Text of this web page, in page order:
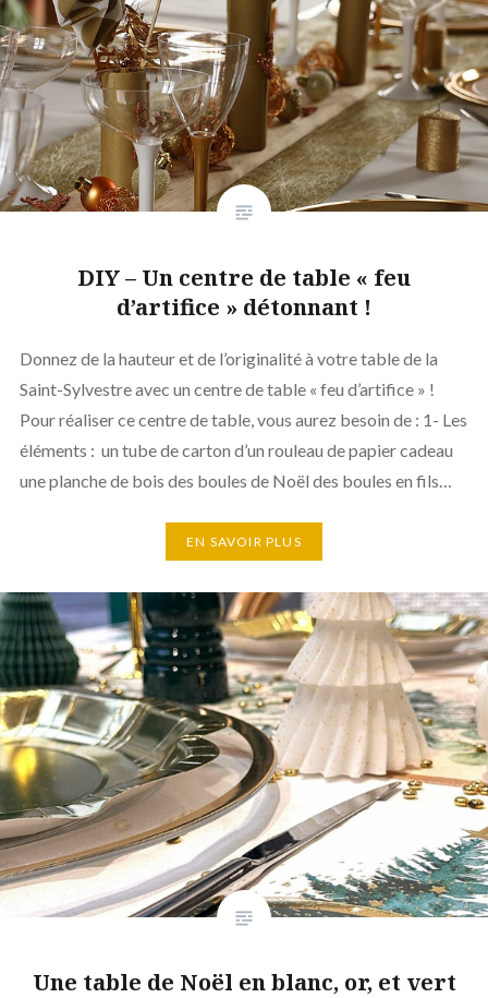
DIY – Un centre de table « feu
d’artifice » détonnant !
Donnez de la hauteur et de l’originalité à votre table de la
Saint-Sylvestre avec un centre de table « feu d’artifice » !
Pour réaliser ce centre de table, vous aurez besoin de : 1- Les
éléments : un tube de carton d’un rouleau de papier cadeau
une planche de bois des boules de Noël des boules en fils…
EN SAVOIR PLUS
Une table de Noël en blanc, or, et vert